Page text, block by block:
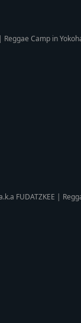
Reggae Camp in
FUDATZKEE |